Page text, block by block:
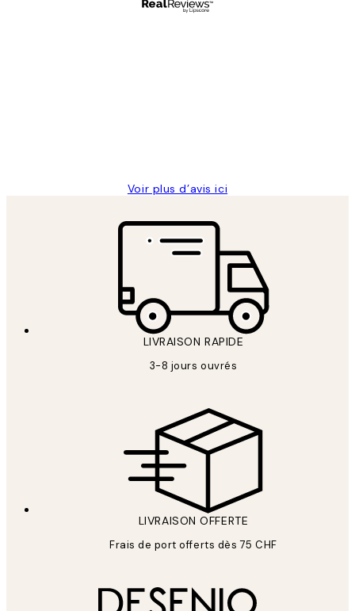
Voir plus d’avis ici
LIVRAISON RAPIDE
3-8 jours ouvrés
LIVRAISON OFFERTE
Frais de port offerts dès 75 CHF